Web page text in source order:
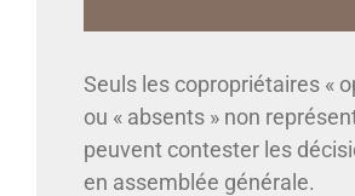
Seuls les copropriétaires «
ou « absents » non
peuvent contester les
en assemblée générale.